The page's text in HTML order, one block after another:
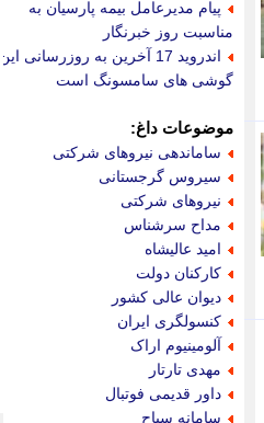
پیام مدیرعامل بیمه پارسیان به
مناسبت روز خبرنگار
اندروید 17 آخرین به روزرسانی این
گوشی های سامسونگ است
موضوعات داغ:
ساماندهی نیروهای شرکتی
سیروس گرجستانی
نیروهای شرکتی
مداح سرشناس
امید عالیشاه
کارکنان دولت
دیوان عالی کشور
کنسولگری ایران
آلومینیوم اراک
مهدی تارتار
داور قدیمی فوتبال
سامانه سیاح